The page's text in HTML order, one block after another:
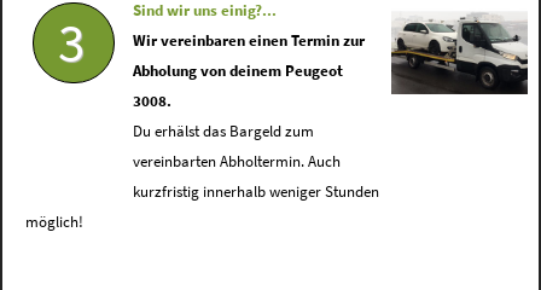
3
Sind wir uns einig?...
Wir vereinbaren einen Termin zur
Abholung von deinem Peugeot
3008.
Du erhälst das Bargeld zum
vereinbarten Abholtermin. Auch
kurzfristig innerhalb weniger Stunden
möglich!